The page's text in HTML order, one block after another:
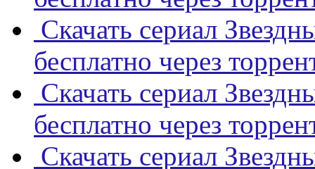
Скачать сериал
бесплатно через
Скачать сериал
бесплатно через
Скачать сериал